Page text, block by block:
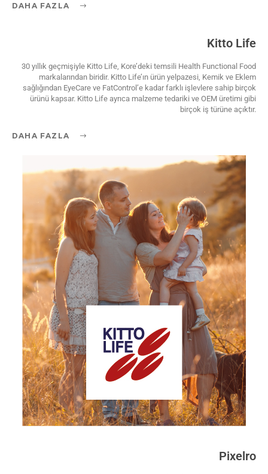
DAHA FAZLA
Kitto Life
30 yıllık geçmişiyle Kitto Life, Kore’deki temsili Health Functional Food
markalarından biridir. Kitto Life’ın ürün yelpazesi, Kemik ve Eklem
sağlığından EyeCare ve FatControl’e kadar farklı işlevlere sahip birçok
ürünü kapsar. Kitto Life ayrıca malzeme tedariki ve OEM üretimi gibi
birçok iş türüne açıktır.
DAHA FAZLA
Pixelro